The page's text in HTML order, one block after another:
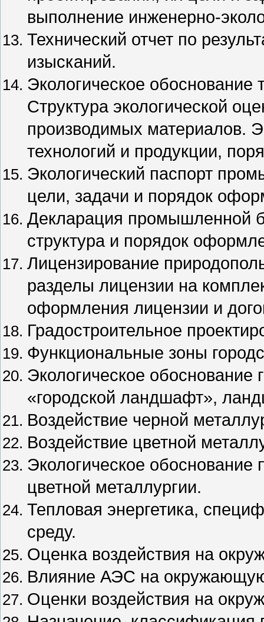
выполнение инженерно-
Технический отчет по
изысканий.
Экологическое обоснование
Структура экологической
производимых материалов.
технологий и продукции,
Экологический паспорт
цели, задачи и порядок
Декларация промышленной
структура и порядок
Лицензирование
разделы лицензии на
оформления лицензии и
Градостроительное
Функциональные зоны
Экологическое обоснование
«городской ландшафт»,
Воздействие черной
Воздействие цветной
Экологическое обоснование
цветной металлургии.
Тепловая энергетика,
среду.
Оценка воздействия на
Влияние АЭС на
Оценки воздействия на